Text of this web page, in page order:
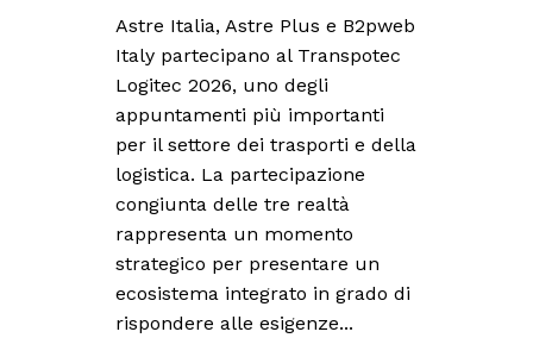
Astre Italia, Astre Plus e B2pweb
Italy partecipano al Transpotec
Logitec 2026, uno degli
appuntamenti più importanti
per il settore dei trasporti e della
logistica. La partecipazione
congiunta delle tre realtà
rappresenta un momento
strategico per presentare un
ecosistema integrato in grado di
rispondere alle esigenze...